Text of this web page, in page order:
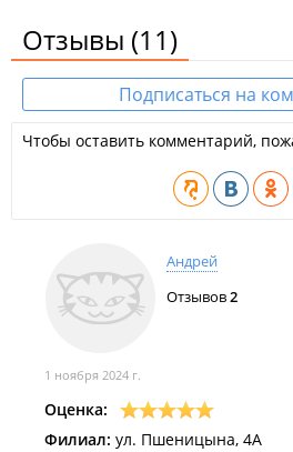
Отзывы (11)
Подписаться на
Чтобы оставить комментарий,
Андрей
Отзывов2
1 ноября 2024 г.
Оценка:
Филиал: ул. Пшеницына, 4А